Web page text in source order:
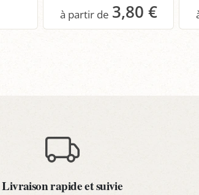
3,80 €
Livraison rapide et suivie